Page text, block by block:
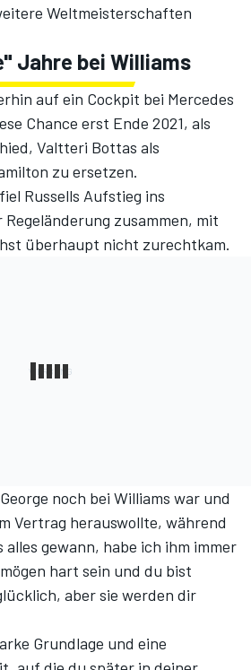
Weltmeisterschaften
Jahre bei Williams
auf ein Cockpit bei Mercedes
Chance erst Ende 2021, als
Valtteri Bottas als
zu ersetzen.
Russells Aufstieg ins
zusammen, mit
überhaupt nicht zurechtkam.
noch bei Williams war und
Vertrag herauswollte, während
alles gewann, habe ich ihm immer
hart sein und du bist
aber sie werden dir
Grundlage und eine